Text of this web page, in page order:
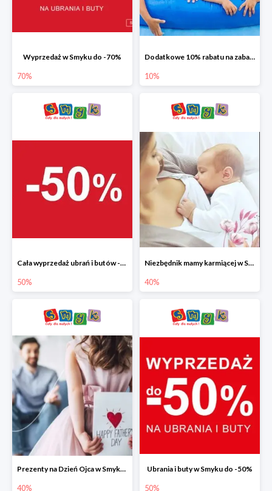
Wyprzedaż w Smyku do -70%
70%
Dodatkowe 10% rabatu na zabawki ogrodowe i baseny
10%
Cała wyprzedaż ubrań i butów -50%
50%
Niezbędnik mamy karmiącej w Smyku do -40%
40%
Prezenty na Dzień Ojca w Smyku do -40%
40%
Ubrania i buty w Smyku do -50%
50%